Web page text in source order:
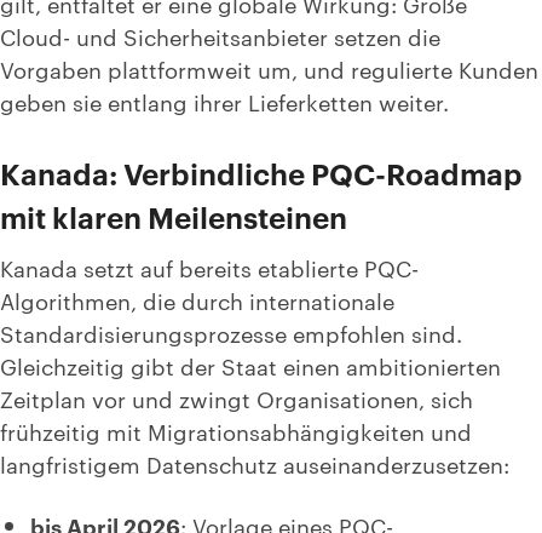
Cloud- und Sicherheitsanbieter setzen die
Vorgaben plattformweit um, und regulierte Kunden
geben sie entlang ihrer Lieferketten weiter.
Kanada: Verbindliche PQC-Roadmap
mit klaren Meilensteinen
Kanada setzt auf bereits etablierte PQC-
Algorithmen, die durch internationale
Standardisierungsprozesse empfohlen sind.
Gleichzeitig gibt der Staat einen ambitionierten
Zeitplan vor und zwingt Organisationen, sich
frühzeitig mit Migrationsabhängigkeiten und
langfristigem Datenschutz auseinanderzusetzen:
bis April 2026: Vorlage eines PQC-